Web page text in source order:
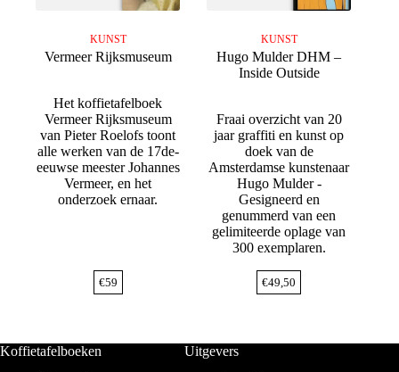
KUNST
Vermeer Rijksmuseum
Het koffietafelboek
Vermeer Rijksmuseum
van Pieter Roelofs toont
alle werken van de 17de-
eeuwse meester Johannes
Vermeer, en het
onderzoek ernaar.
€59
KUNST
Hugo Mulder DHM –
Inside Outside
Fraai overzicht van 20
jaar graffiti en kunst op
doek van de
Amsterdamse kunstenaar
Hugo Mulder -
Gesigneerd en
genummerd van een
gelimiteerde oplage van
300 exemplaren.
€49,50
Koffietafelboeken
Uitgevers